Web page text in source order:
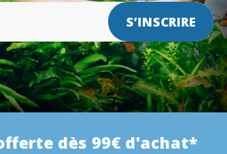
S’INSCRIRE
dès 99€ d'achat*